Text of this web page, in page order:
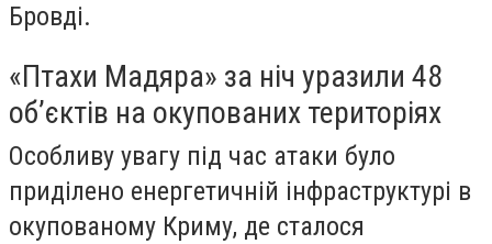
Бровді.
«Птахи Мадяра» за ніч уразили 48
об’єктів на окупованих територіях
Особливу увагу під час атаки було
приділено енергетичній інфраструктурі в
окупованому Криму, де сталося